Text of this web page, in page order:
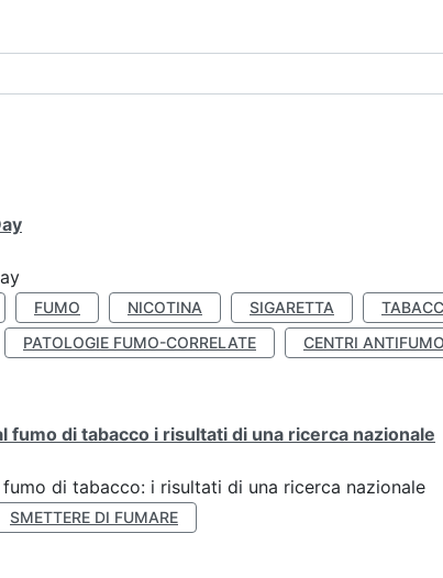
FUMO NICOTINA SIGARETTA
PATOLOGIE FUMO-CORRELATE
CENTRI ANTIFUMO
fumo di tabacco i risultati di una ricerca nazionale
di tabacco: i risultati di una ricerca nazionale
SMETTERE DI FUMARE